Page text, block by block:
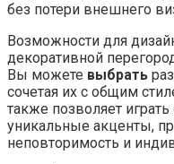
без потери внешнего
Возможности для
декоративной
Вы можете выбрать
сочетая их с общим
также позволяет
уникальные акценты,
неповторимость и